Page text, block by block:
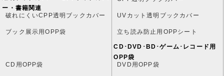
ー・書籍関連
破れにくいCPP透明ブックカバー UVカット透明ブックカバー
ブック展示用OPP袋 立ち読み防止用OPPシート
CD･DVD･BD･ゲーム･レコード用
OPP袋
CD用OPP袋
DVD用OPP袋